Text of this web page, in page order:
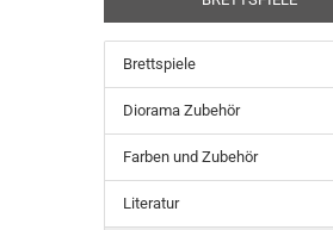
Brettspiele
Diorama Zubehör
Farben und Zubehör
Literatur